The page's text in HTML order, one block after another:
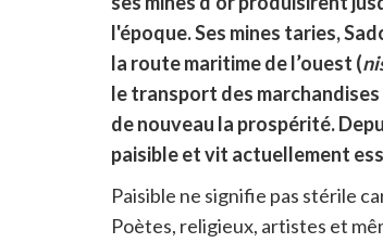
partager
l'époque. Ses mines taries,
la route maritime de l’ouest (
le transport des
de nouveau la prospérité.
paisible et vit actuellement
Paisible ne signifie pas stérile
Poètes, religieux, artistes et